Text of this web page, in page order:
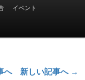
イベント
へ 新しい記事へ →